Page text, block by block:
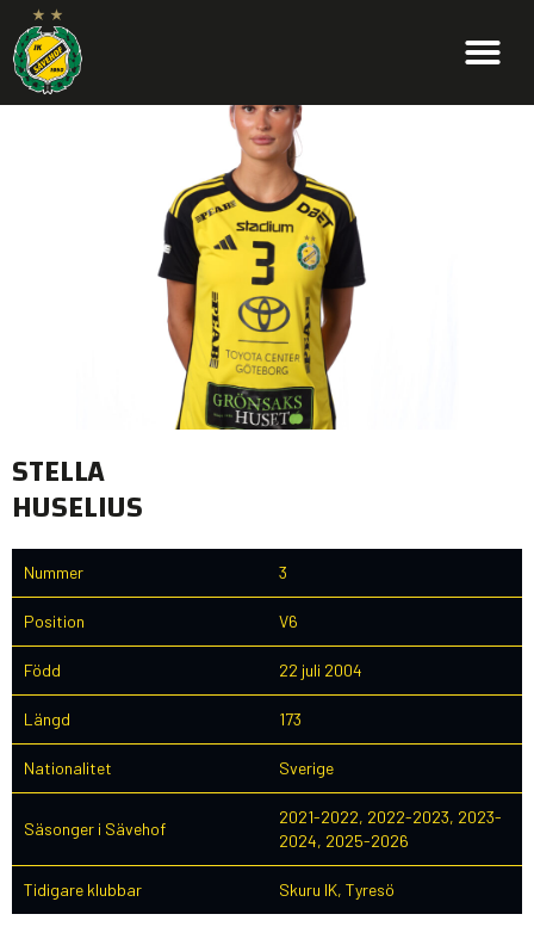
STELLA
HUSELIUS
Nummer 3
Position V6
Född 22 juli 2004
Längd 173
Nationalitet Sverige
Säsonger i Sävehof
2021-2022, 2022-2023, 2023-
2024, 2025-2026
Tidigare klubbar Skuru IK, Tyresö